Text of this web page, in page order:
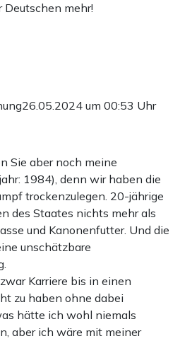
Deutschen mehr!
26.05.2024 um 00:53 Uhr
Sie aber noch meine
1984), denn wir haben die
trockenzulegen. 20-jährige
des Staates nichts mehr als
und Kanonenfutter. Und die
unschätzbare
Karriere bis in einen
zu haben ohne dabei
hätte ich wohl niemals
aber ich wäre mit meiner